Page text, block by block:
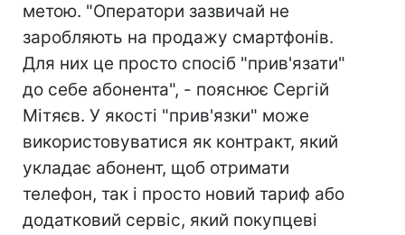
метою. "Оператори зазвичай не
заробляють на продажу смартфонів.
Для них це просто спосіб "прив'язати"
до себе абонента", - пояснює Сергій
Мітяєв. У якості "прив'язки" може
використовуватися як контракт, який
укладає абонент, щоб отримати
телефон, так і просто новий тариф або
додатковий сервіс, який покупцеві